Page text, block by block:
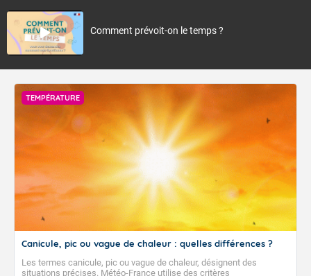
Comment prévoit-on le temps ?
TEMPÉRATURE
Canicule, pic ou vague de chaleur : quelles différences ?
Les termes canicule, pic ou vague de chaleur, désignent des
situations précises. Météo-France utilise des critères